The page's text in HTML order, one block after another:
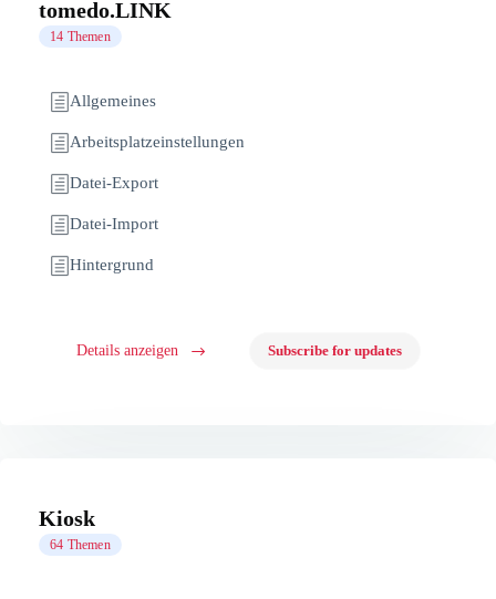
tomedo.LINK
14 Themen
Allgemeines
Arbeitsplatzeinstellungen
Datei-Export
Datei-Import
Hintergrund
Details anzeigen Subscribe for updates
Kiosk
64 Themen